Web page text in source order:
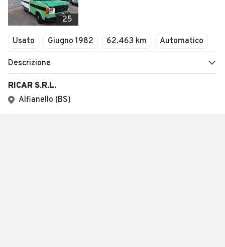
25
Usato Giugno 1982 62.463 km Automatico
Descrizione
RICAR S.R.L.
Alfianello (BS)